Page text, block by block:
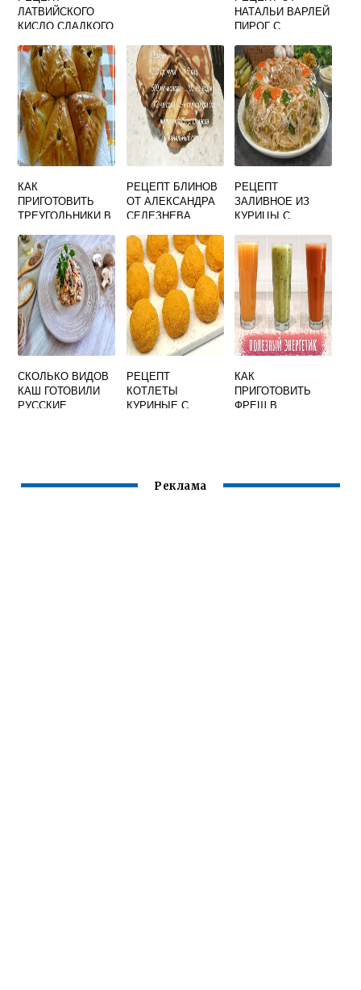
ЛАТВИЙСКОГО
КИСЛО СЛАДКОГО
ЗАКВАСКЕ В
ДУХОВКЕ
НАТАЛЬИ ВАРЛЕЙ
ПИРОГ С
КАК
ПРИГОТОВИТЬ
ТРЕУГОЛЬНИКИ В
МЯСОМ И
КАРТОШКОЙ
РЕЦЕПТ БЛИНОВ
ОТ АЛЕКСАНДРА
СЕЛЕЗНЕВА
РЕЦЕПТ
ЗАЛИВНОЕ ИЗ
КУРИЦЫ С
СКОЛЬКО ВИДОВ
КАШ ГОТОВИЛИ
РУССКИЕ
РЕЦЕПТ
КОТЛЕТЫ
КУРИНЫЕ С
КАК
ПРИГОТОВИТЬ
ФРЕШ В
Реклама